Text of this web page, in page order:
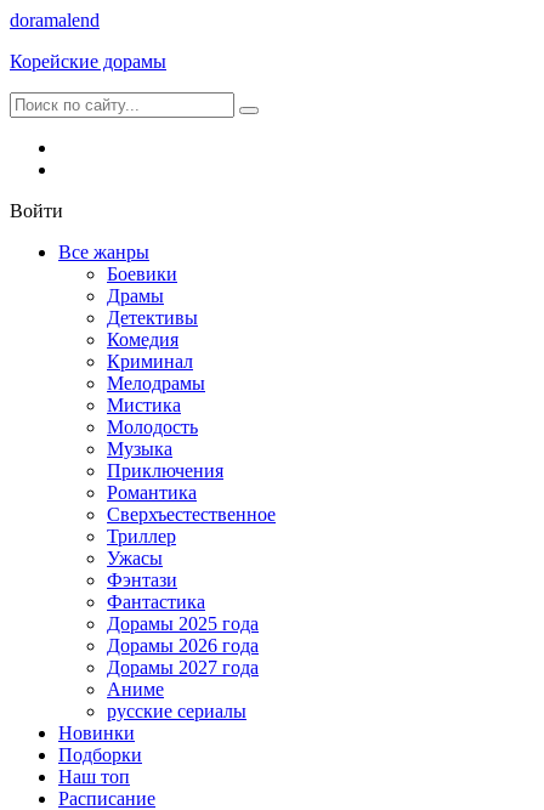
doramalend
Корейские дорамы
Войти
Все жанры
Боевики
Драмы
Детективы
Комедия
Криминал
Мелодрамы
Мистика
Молодость
Музыка
Приключения
Романтика
Сверхъестественное
Триллер
Ужасы
Фэнтази
Фантастика
Дорамы 2025 года
Дорамы 2026 года
Дорамы 2027 года
Аниме
русские сериалы
Новинки
Подборки
Наш топ
Расписание